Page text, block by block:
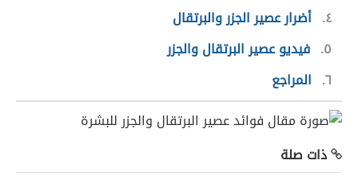
٤ أضرار عصير الجزر والبرتقال
٥ فيديو عصير البرتقال والجزر
٦ المراجع
ذات صلة